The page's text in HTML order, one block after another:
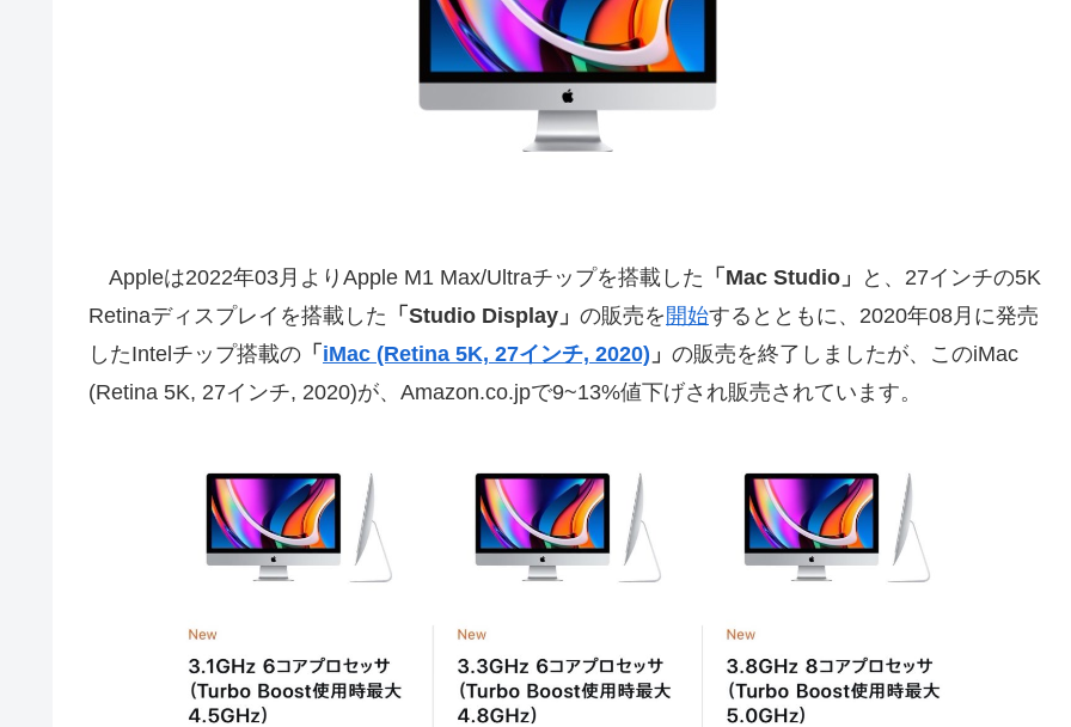
Appleは2022年03月よりApple M1 Max/Ultraチップを搭載した 「Mac Studio」
と、27インチの5K
Retinaディスプレイを搭載した 「Studio Display」 の販売を 開始するとともに、2020年08月に発売
したIntelチップ搭載の 「 iMac (Retina 5K, 27インチ, 2020) 」 の販売を終了しましたが、このiMac
(Retina 5K, 27インチ, 2020)が、Amazon.co.jpで9~13%値下げされ販売されています。